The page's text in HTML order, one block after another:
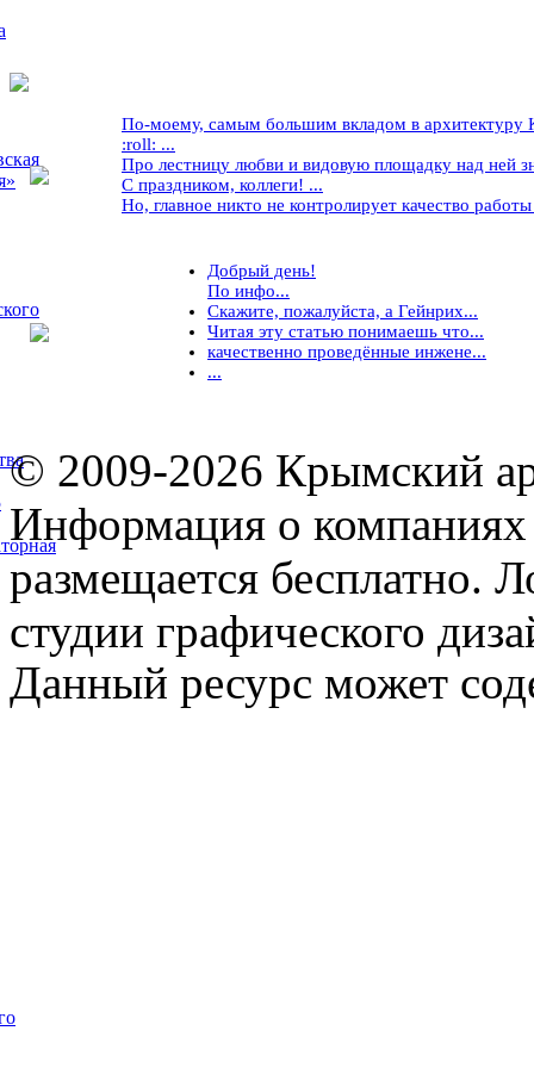
По-моему, самым большим вкладом в архитектуру
:roll: ...
Про лестницу любви и видовую площадку над ней
С праздником, коллеги! ...
Но, главное никто не контролирует качество
Добрый день!
По инфо...
Скажите, пожалуйста, а Гейнрих...
Читая эту статью понимаешь что...
качественно проведённые инжене...
...
© 2009-2026 Крымский
Информация о компаниях
размещается бесплатно.
студии графического
Данный ресурс может